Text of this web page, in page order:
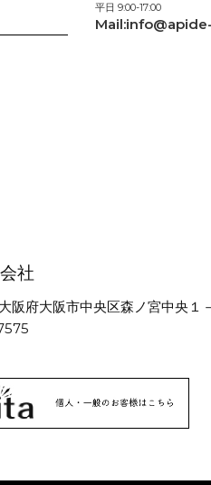
平日 9:00-17:00
Mail:
社
府大阪市中央区森ノ宮中央１